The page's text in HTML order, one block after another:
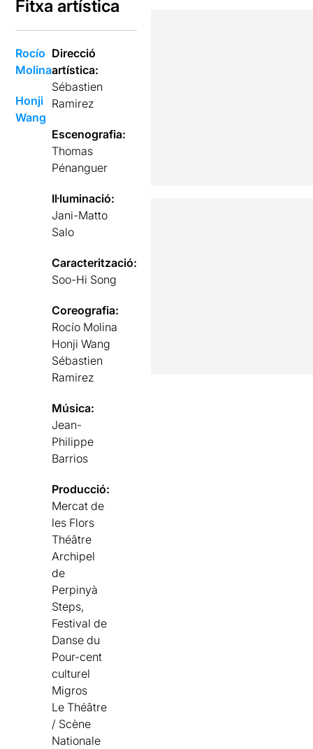
Fitxa artística
Rocío
Molina
Honji
Wang
Direcció
artística:
Sébastien
Ramirez
Escenografia:
Thomas
Pénanguer
Il·luminació:
Jani-Matto
Salo
Caracterització:
Soo-Hi Song
Coreografia:
Rocío Molina
Honji Wang
Sébastien
Ramirez
Música:
Jean-
Philippe
Barrios
Producció:
Mercat de
les Flors
Théâtre
Archipel
de
Perpinyà
Steps,
Festival de
Danse du
Pour-cent
culturel
Migros
Le Théâtre
/ Scène
Nationale